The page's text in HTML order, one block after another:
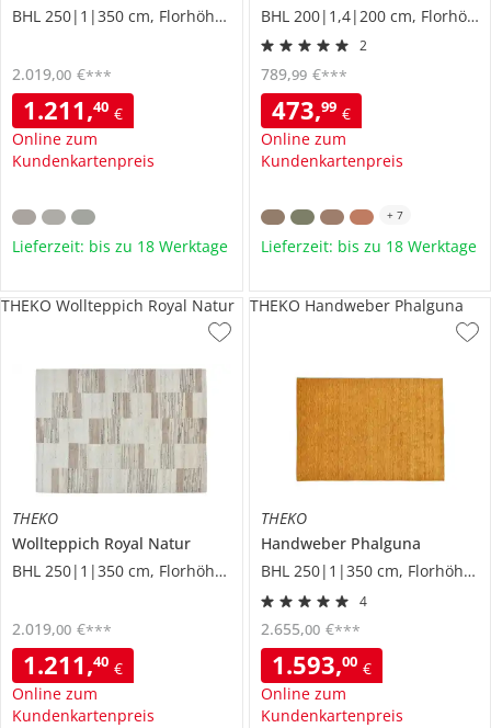
BHL 250|1|350 cm, Florhöhe 1,2 cm
1.211,40 €
Online zum
Kundenkartenpreis
2.019,00 €***
Lieferzeit: bis zu 18 Werktage
BHL 200|1,4|200 cm, Florhöhe 1 cm
2
473,99 €
Online zum
Kundenkartenpreis
789,99 €***
+ 7
Lieferzeit: bis zu 18 Werktage
THEKO
Wollteppich Royal Natur
BHL 250|1|350 cm, Florhöhe 1,2 cm
1.211,40 €
Online zum
Kundenkartenpreis
2.019,00 €***
THEKO Wollteppich Royal Natur
THEKO
Handweber Phalguna
BHL 250|1|350 cm, Florhöhe 0,7 cm
4
1.593,00 €
Online zum
Kundenkartenpreis
2.655,00 €***
THEKO Handweber Phalguna